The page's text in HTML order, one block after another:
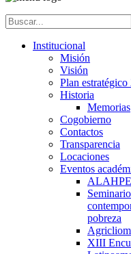
Institucional
Misión
Visión
Plan
Historia
Memorias
Cogobierno
Contactos
Transparencia
Locaciones
Eventos
ALAHPE
pobreza
XIII